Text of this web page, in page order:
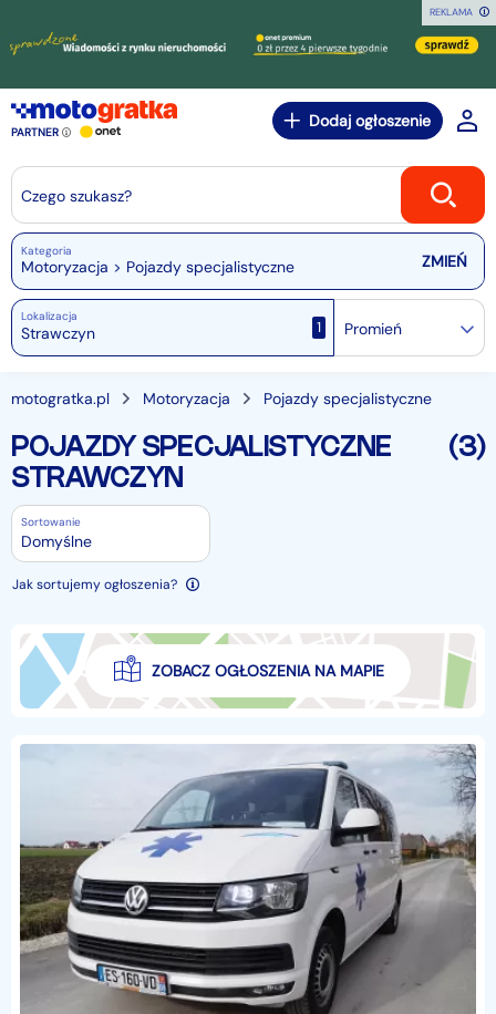
REKLAMA
PARTNER
Dodaj ogłoszenie
Czego szukasz?
Kategoria
Motoryzacja > Pojazdy specjalistyczne
Lokalizacja
1 Promień
motogratka.pl Motoryzacja Pojazdy specjalistyczne
POJAZDY SPECJALISTYCZNE
STRAWCZYN
(3)
Sortowanie
Domyślne
Jak sortujemy ogłoszenia?
ZOBACZ OGŁOSZENIA NA MAPIE